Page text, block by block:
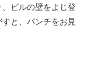
ビルの壁をよじ登
と、パンチをお見